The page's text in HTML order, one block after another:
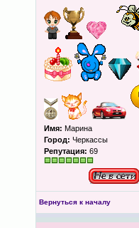
Имя: Марина
Город: Черкассы
Репутация: 69
Вернуться к началу